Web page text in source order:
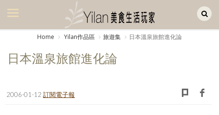
美食集
Home Yilan作品區 旅遊集 日本溫泉旅館進化論
日本溫泉旅館進化論
2006-01-12 訂閱電子報